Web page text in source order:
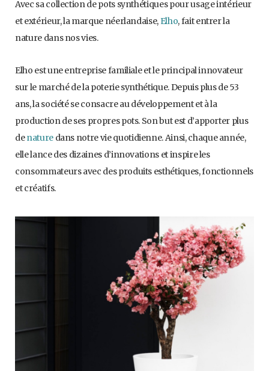
Avec sa collection de pots synthétiques pour usage intérieur
et extérieur, la marque néerlandaise, Elho, fait entrer la
nature dans nos vies.
Elho est une entreprise familiale et le principal innovateur
sur le marché de la poterie synthétique. Depuis plus de 53
ans, la société se consacre au développement et à la
production de ses propres pots. Son but est d’apporter plus
denaturedans notre vie quotidienne. Ainsi, chaque année,
elle lance des dizaines d’innovations et inspire les
consommateurs avec des produits esthétiques, fonctionnels
et créatifs.